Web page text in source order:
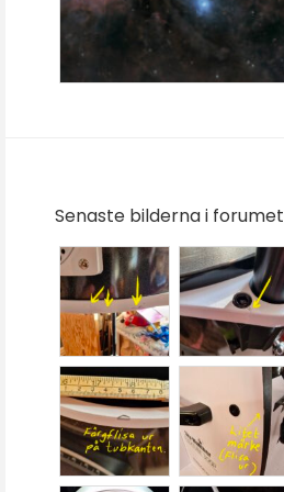
Senaste bilderna i forumet